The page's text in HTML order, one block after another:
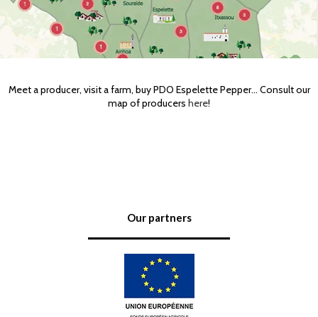
Meet a producer, visit a farm, buy PDO Espelette Pepper… Consult our
map of producers here!
Our partners